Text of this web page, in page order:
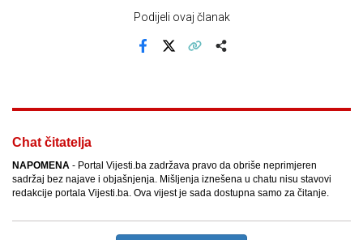
Podijeli ovaj članak
Chat čitatelja
NAPOMENA - Portal Vijesti.ba zadržava pravo da obriše neprimjeren
sadržaj bez najave i objašnjenja. Mišljenja iznešena u chatu nisu stavovi
redakcije portala Vijesti.ba. Ova vijest je sada dostupna samo za čitanje.